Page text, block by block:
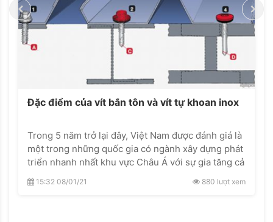
Đặc điểm của vít bắn tôn và vít tự khoan inox
Trong 5 năm trở lại đây, Việt Nam được đánh giá là
một trong những quốc gia có ngành xây dựng phát
triển nhanh nhất khu vực Châu Á với sự gia tăng cả
về số lượng và chất lượng của các dự án xây dựng
hiện đại như: Các tuyến Metro, các trung tâm
15:32 08/01/21 880 lượt xem